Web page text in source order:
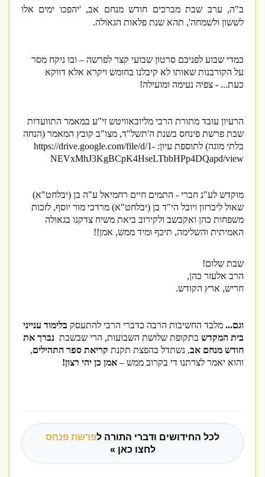
ב"ה, ערב שבת מברכים חודש מנחם אב, 'יהפכו ימים אלו
לששון ולשמחה', תהא שנת פלאות הגאולה.
כמדי שבוע לפניכם סרטון שבועי קצר לפרשה – ובו ניקח מסר
על הקורבנות שאותו לא קיבלנו בחומש ויקרא אלא דווקא
כעת... - צפיה נעימה ומועילה!
הרעיון עובד מתורת הרבי מליובאוויטש זי"ע במאמר התוועדות
שבת פרשת פינחס בשנת ה'תשל"ד, מצו"ב קובץ המאמר (הנחה
בלתי מוגה) לתוספת עיון:https://drive.google.com/file/d/1-
NEVxMhJ3KgBCpK4HseLTbbHPp4DQapd/view
מוקדש לע"נ חברי - התמים חיים רחמיאל ע"ה בן (יבלחט"א)
שאול ליברזון ויובל הי"ד בן (יבלחט"א) מרדכי מור יוסף, לזכות
משפחות כהן ואקבשב ולקירוב ביאת משיח צדקנו בגאולה
האמיתית והשלימה, תיכף ומיד ממש, אמן!!
שבת שלום!
הרב אלעזר כהן,
חריש, ארץ הקודש.
וגם...מלבד החשיבות הרבה כדברי הרבי להתעסקבלימוד ענייני
בית המקדשבתקופת שלושת השבועות, הרי שבשבתנברך את
חודש מנחם אב, נשתדל בהפצת תקנתקריאת ספר התהילים,
והוא יאמר לצרתנו די בקרוב ממש – אמן כן יהי רצון!
לכל החידושים ודברי התורה לפרשת פנחס
לחצו כאן »